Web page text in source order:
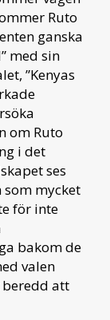
Ruto
ganska
med sin
”Kenyas
om Ruto
i det
ses
som mycket
för inte
bakom de
valen
beredd att